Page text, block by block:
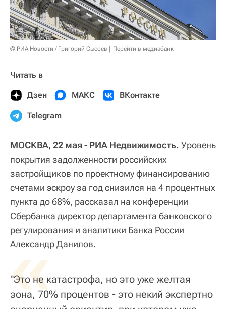
© РИА Новости / Григорий Сысоев Перейти в медиабанк
Читать в
Дзен МАКС ВКонтакте
Telegram
МОСКВА, 22 мая - РИА Недвижимость. Уровень
покрытия задолженности российских
застройщиков по проектному финансированию
счетами эскроу за год снизился на 4 процентных
пункта до 68%, рассказал на конференции
Сбербанка директор департамента банковского
регулирования и аналитики Банка России
Александр Данилов.
«
"Это не катастрофа, но это уже желтая
зона, 70% процентов - это некий экспертно